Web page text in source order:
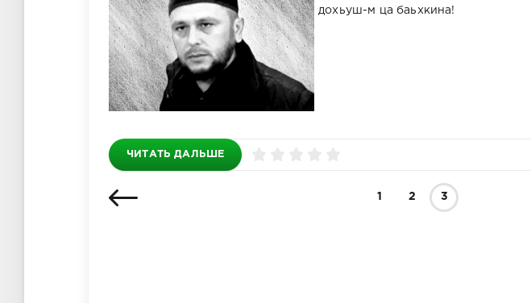
дохьуш-м ца баьхкина!
ЧИТАТЬ ДАЛЬШЕ
1 2 3
Абрек Зелимхан
в Гордали
("Гордалинские